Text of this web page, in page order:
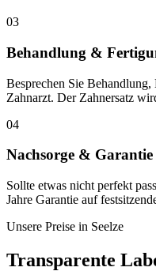
03
Behandlung &
Besprechen Sie
Zahnarzt. Der Zahnersatz
04
Nachsorge & Garantie
Sollte etwas nicht perfekt
Jahre Garantie auf
Unsere Preise in Seelze
Transparente